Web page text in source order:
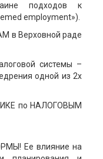
подходов к
employment»).
в Верховной раде
системы –
одной из 2х
по НАЛОГОВЫМ
Ее влияние на